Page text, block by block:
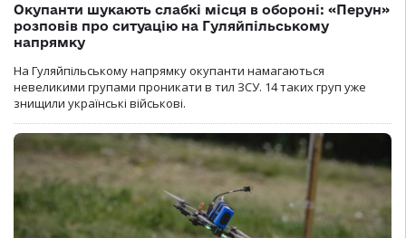
Окупанти шукають слабкі місця в обороні: «Перун»
розповів про ситуацію на Гуляйпільському
напрямку
На Гуляйпільському напрямку окупанти намагаються
невеликими групами проникати в тил ЗСУ. 14 таких груп уже
знищили українські військові.